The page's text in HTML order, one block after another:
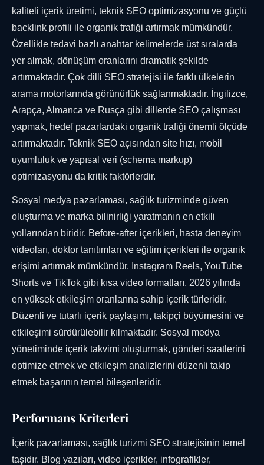
kaliteli içerik üretimi, teknik SEO optimizasyonu ve güçlü
backlink profili ile organik trafiği artırmak mümkündür.
Özellikle tedavi bazlı anahtar kelimelerde üst sıralarda
yer almak, dönüşüm oranlarını dramatik şekilde
artırmaktadır. Çok dilli SEO stratejisi ile farklı ülkelerin
arama motorlarında görünürlük sağlanmaktadır. İngilizce,
Arapça, Almanca ve Rusça gibi dillerde SEO çalışması
yapmak, hedef pazarlardaki organik trafiği önemli ölçüde
artırmaktadır. Teknik SEO açısından site hızı, mobil
uyumluluk ve yapısal veri (schema markup)
optimizasyonu da kritik faktörlerdir.
Sosyal medya pazarlaması, sağlık turizminde güven
oluşturma ve marka bilinirliği yaratmanın en etkili
yollarından biridir. Before-after içerikleri, hasta deneyim
videoları, doktor tanıtımları ve eğitim içerikleri ile organik
erişimi artırmak mümkündür. Instagram Reels, YouTube
Shorts ve TikTok gibi kısa video formatları, 2026 yılında
en yüksek etkileşim oranlarına sahip içerik türleridir.
Düzenli ve tutarlı içerik paylaşımı, takipçi büyümesini ve
etkileşimi sürdürülebilir kılmaktadır. Sosyal medya
yönetiminde içerik takvimi oluşturmak, gönderi saatlerini
optimize etmek ve etkileşim analizlerini düzenli takip
etmek başarının temel bileşenleridir.
Performans Kriterleri
İçerik pazarlaması, sağlık turizmi SEO stratejisinin temel
taşıdır. Blog yazıları, video içerikler, infografikler,